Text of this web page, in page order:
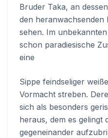
Bruder Taka, an
den
sehen. Im
schon paradiesische
eine
Sippe feindseliger
Vormacht streben.
sich als besonders
heraus, dem es gelingt
gegeneinander